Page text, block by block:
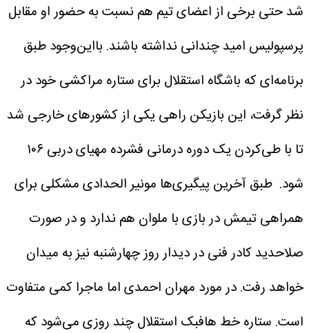
شد حتی برخی از اعضای تیم هم نسبت به حضور او مقابل
پرسپولیس امید چندانی نداشته باشند. بااین‌وجود طبق
برنامه‌ای که باشگاه استقلال برای ستاره مراکشی خود در
نظر گرفت، این بازیکن راهی یکی از کشورهای خارجی شد
تا با طی‌کردن یک دوره درمانی فشرده مهیای دربی ۱۰۶
شود. طبق آخرین پیگیری‌ها مونیر الحدادی مشکلی برای
همراهی تیمش در بازی با ملوان هم ندارد و در صورت
صلاحدید کادر فنی در دیدار روز چهارشنبه نیز به میدان
خواهد رفت.در مورد مهران احمدی اما ماجرا کمی متفاوت
است. ستاره خط هافبک استقلال چند روزی می‌شود که